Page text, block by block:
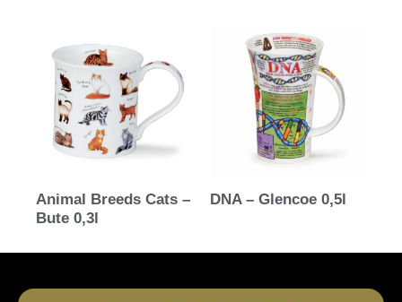
Animal Breeds Cats –
Bute 0,3l
DNA – Glencoe 0,5l